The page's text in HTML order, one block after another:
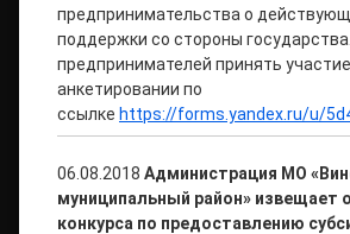
предпринимательства о
поддержки со стороны
предпринимателей принять
анкетировании по
ссылке https://forms.yandex.ru/u/
06.08.2018 Администрация МО
муниципальный район» извещает
конкурса по предоставлению